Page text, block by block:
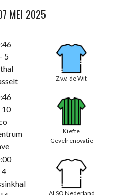
MEI 2025
5
Z.v.v. de Wit
10
Kiefte
Gevelrenovatie
4
ALSO Nederland